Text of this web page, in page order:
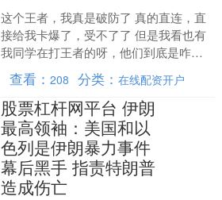
这个王者，我真是破防了 真的直连，直
接给我卡爆了，受不了了 但是我看也有
我同学在打王者的呀，他们到底是咋能
那么流畅的？ 后来，我自己搜了一下，
发现在英国打王者荣....
查看：208 分类：在线配资开户
股票杠杆网平台 伊朗
最高领袖：美国和以
色列是伊朗暴力事件
幕后黑手 指责特朗普
造成伤亡